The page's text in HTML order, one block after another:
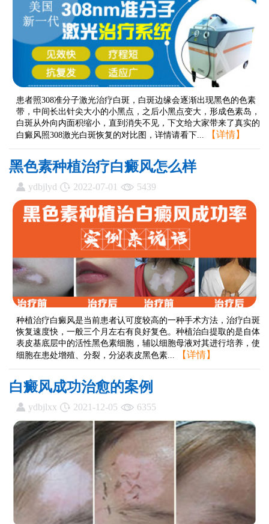
患者照308准分子激光治疗白斑，白斑边缘会逐渐出现黑色的色素
带，中间长出针尖大小的小黑点，之后小黑点变大，形成色素岛，
白斑从外向内面积缩小，直到消失不见，下文给大家带来了真实的
白癜风照308激光白斑恢复的对比图，详情请看下...
【详情】
黑色素种植治疗白癜风怎么样
ydbjlyd 2022-07-01 5439
种植治疗白癜风是当前患者认可度较高的一种手术方法，治疗白斑
恢复速度快，一般三个月左右有良好复色。种植治白提取的是自体
表皮基底层中的活性黑色素细胞，辅以细胞母液对其进行培养，使
细胞在患处增殖、分裂，分泌表皮黑色素...
【详情】
白癜风成功治愈的案例
ydbjlxx 2021-12-05 6355